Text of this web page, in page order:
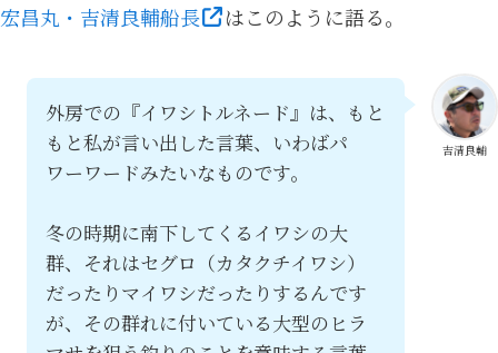
宏昌丸・吉清良輔船長 はこのように語る。
吉清良輔
外房での『イワシトルネード』は、もと
もと私が言い出した言葉、いわばパ
ワーワードみたいなものです。
冬の時期に南下してくるイワシの大
群、それはセグロ（カタクチイワシ）
だったりマイワシだったりするんです
が、その群れに付いている大型のヒラ